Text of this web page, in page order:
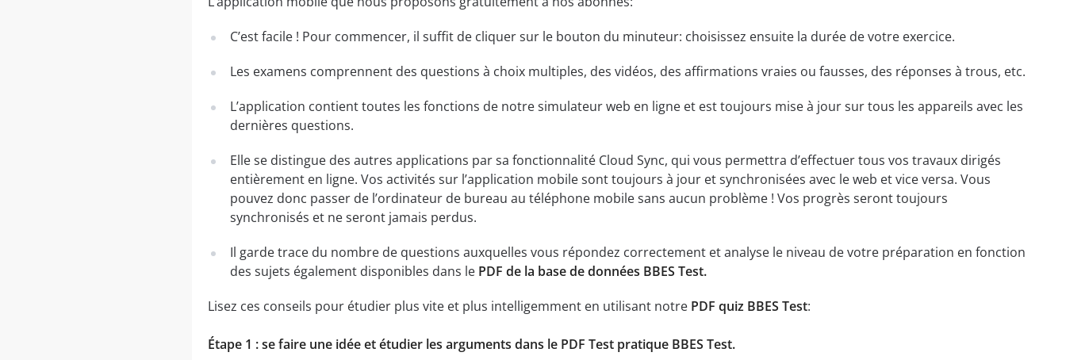
C’est facile ! Pour commencer, il suffit de cliquer sur le bouton du minuteur: choisissez ensuite la durée de votre exercice.
Les examens comprennent des questions à choix multiples, des vidéos, des affirmations vraies ou fausses, des réponses à trous, etc.
L’application contient toutes les fonctions de notre simulateur web en ligne et est toujours mise à jour sur tous les appareils avec les
dernières questions.
Elle se distingue des autres applications par sa fonctionnalité Cloud Sync, qui vous permettra d’effectuer tous vos travaux dirigés
entièrement en ligne. Vos activités sur l’application mobile sont toujours à jour et synchronisées avec le web et vice versa. Vous
pouvez donc passer de l’ordinateur de bureau au téléphone mobile sans aucun problème ! Vos progrès seront toujours
synchronisés et ne seront jamais perdus.
Il garde trace du nombre de questions auxquelles vous répondez correctement et analyse le niveau de votre préparation en fonction
des sujets également disponibles dans le PDF de la base de données BBES Test.
Lisez ces conseils pour étudier plus vite et plus intelligemment en utilisant notre PDF quiz BBES Test:
Étape 1 : se faire une idée et étudier les arguments dans le PDF Test pratique BBES Test.